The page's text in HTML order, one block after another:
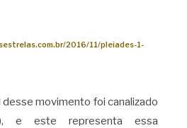
2016/11/pleiades-1-
movimento foi canalizado
e este representa essa